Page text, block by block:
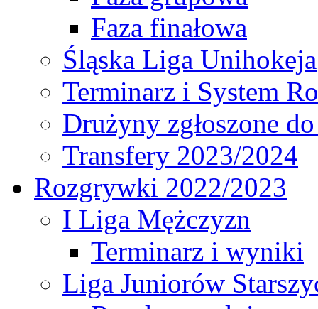
Faza finałowa
Śląska Liga Unihokeja
Terminarz i System
Drużyny zgłoszone
Transfery 2023/2024
Rozgrywki 2022/2023
I Liga Mężczyzn
Terminarz i wyniki
Liga Juniorów